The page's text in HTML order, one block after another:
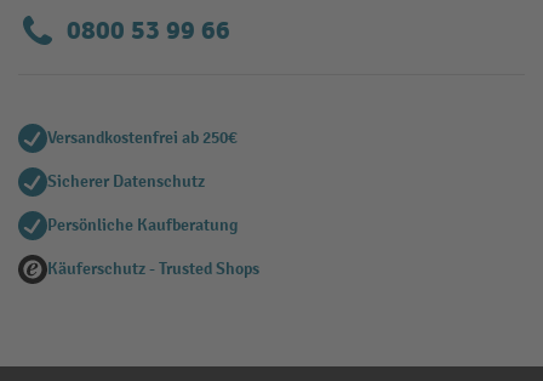
0800 53 99 66
Versandkostenfrei ab 250€
Sicherer Datenschutz
Persönliche Kaufberatung
Käuferschutz - Trusted Shops